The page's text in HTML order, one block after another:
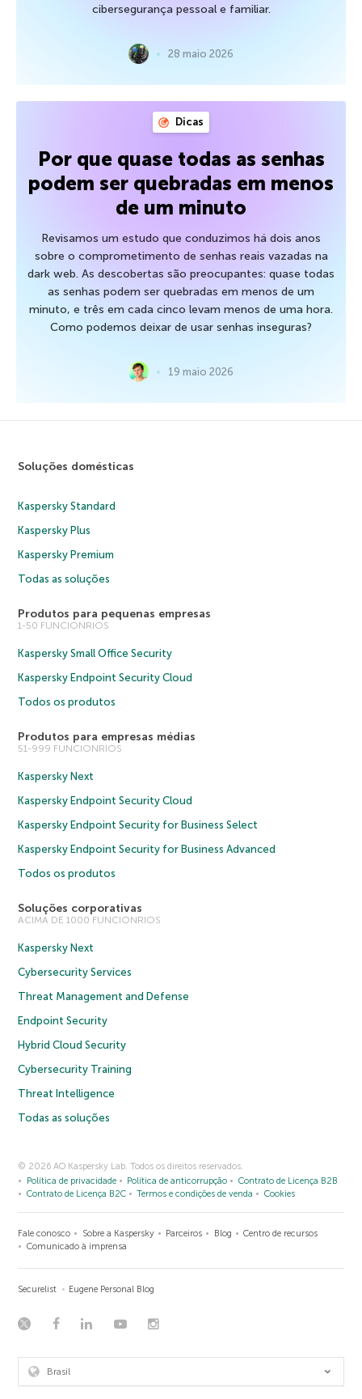
cibersegurança pessoal e familiar.
28 maio 2026
Dicas
Por que quase todas as senhas
podem ser quebradas em menos
de um minuto
Revisamos um estudo que conduzimos há dois anos
sobre o comprometimento de senhas reais vazadas na
dark web. As descobertas são preocupantes: quase todas
as senhas podem ser quebradas em menos de um
minuto, e três em cada cinco levam menos de uma hora.
Como podemos deixar de usar senhas inseguras?
19 maio 2026
Soluções domésticas
Kaspersky Standard
Kaspersky Plus
Kaspersky Premium
Todas as soluções
Produtos para pequenas empresas
1-50 FUNCIONRIOS
Kaspersky Small Office Security
Kaspersky Endpoint Security Cloud
Todos os produtos
Produtos para empresas médias
51-999 FUNCIONRIOS
Kaspersky Next
Kaspersky Endpoint Security Cloud
Kaspersky Endpoint Security for Business Select
Kaspersky Endpoint Security for Business Advanced
Todos os produtos
Soluções corporativas
ACIMA DE 1000 FUNCIONRIOS
Kaspersky Next
Cybersecurity Services
Threat Management and Defense
Endpoint Security
Hybrid Cloud Security
Cybersecurity Training
Threat Intelligence
Todas as soluções
© 2026 AO Kaspersky Lab. Todos os direitos reservados.
Política de privacidade
Política de anticorrupção
Contrato de Licença B2B
Contrato de Licença B2C
Termos e condições de venda Cookies
Fale conosco Sobre a Kaspersky Parceiros Blog
Centro de recursos
Comunicado à imprensa
Securelist Eugene Personal Blog
Brasil